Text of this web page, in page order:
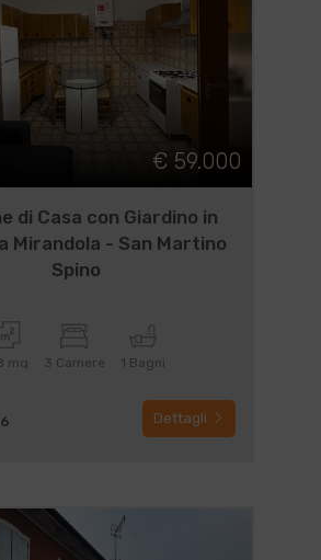
€ 59.000
di Casa con Giardino in
Mirandola - San Martino
Spino
mq 3 Camere 1 Bagni
Dettagli